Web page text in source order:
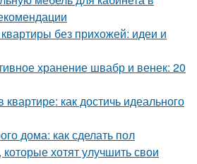
без прихожей: идеи и
хранение швабр и венек: 20
как достичь идеального
дома: как сделать пол
которые хотят улучшить свои